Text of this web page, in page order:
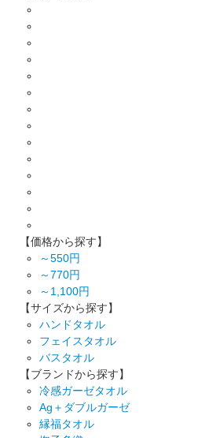
【価格から探す】
～550円
～770円
～1,100円
【サイズから探す】
ハンドタオル
フェイスタオル
バスタオル
【ブランドから探す】
冷感ガーゼタオル
Ag＋ダブルガーゼ
縁福タオル